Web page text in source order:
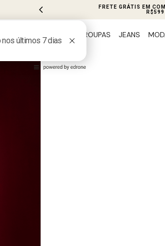
FRETE GRÁTIS EM
R$599
ROUPAS JEANS